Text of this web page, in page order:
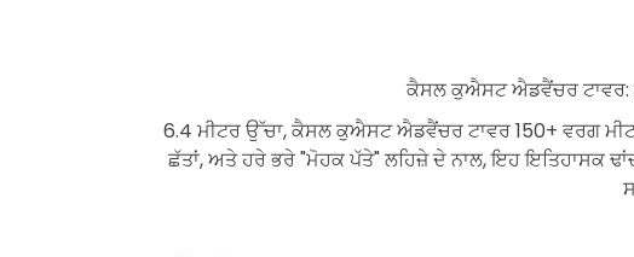
ਕੈਸਲ ਕੁਐਸਟ ਐਡਵੈਂਚਰ ਟਾਵਰ:
6.4 ਮੀਟਰ ਉੱਚਾ, ਕੈਸਲ ਕੁਐਸਟ ਐਡਵੈਂਚਰ ਟਾਵਰ 150+ ਵਰਗ
ਛੱਤਾਂ, ਅਤੇ ਹਰੇ ਭਰੇ "ਮੋਹਕ ਪੱਤੇ" ਲਹਿਜ਼ੇ ਦੇ ਨਾਲ, ਇਹ ਇਤਿਹਾਸਕ